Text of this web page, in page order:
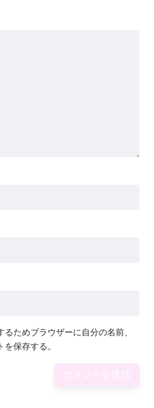
ためブラウザーに自分の名前、
保存する。